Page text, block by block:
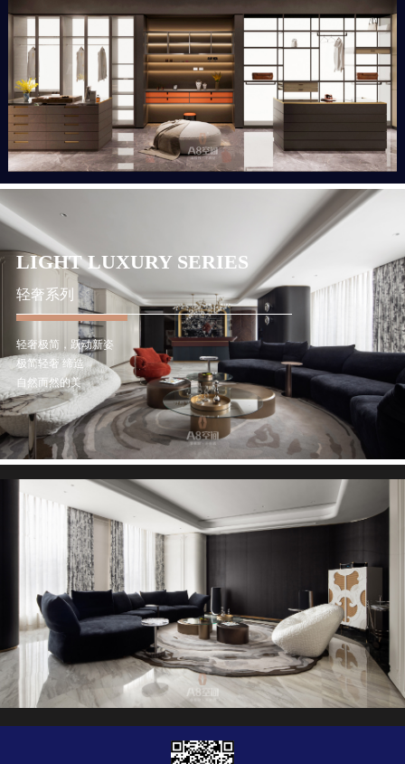
LIGHT LUXURY SERIES
轻奢系列
轻奢极简，跃动新姿
极简轻奢 缔造
自然而然的美